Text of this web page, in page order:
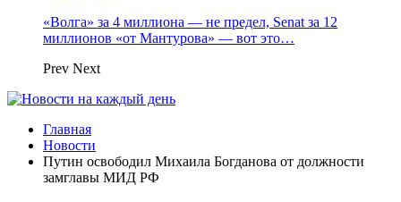
«Волга» за 4 миллиона — не предел, Senat за 12
миллионов «от Мантурова» — вот это…
Prev Next
Главная
Новости
Путин освободил Михаила Богданова от должности
замглавы МИД РФ